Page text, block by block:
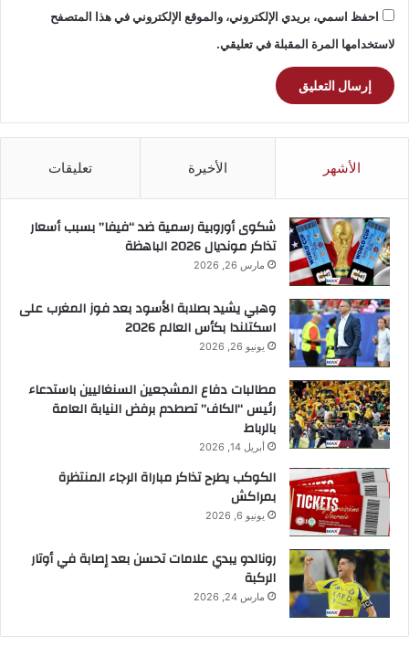
احفظ اسمي، بريدي الإلكتروني، والموقع الإلكتروني في هذا المتصفح
لاستخدامها المرة المقبلة في تعليقي.
الأشهر الأخيرة تعليقات
شكوى أوروبية رسمية ضد “فيفا” بسبب أسعار
تذاكر مونديال 2026 الباهظة
مارس 26, 2026
وهبي يشيد بصلابة الأسود بعد فوز المغرب على
اسكتلندا بكأس العالم 2026
يونيو 26, 2026
مطالبات دفاع المشجعين السنغاليين باستدعاء
رئيس “الكاف” تصطدم برفض النيابة العامة
بالرباط
أبريل 14, 2026
الكوكب يطرح تذاكر مباراة الرجاء المنتظرة
بمراكش
يونيو 6, 2026
رونالدو يبدي علامات تحسن بعد إصابة في أوتار
الركبة
مارس 24, 2026